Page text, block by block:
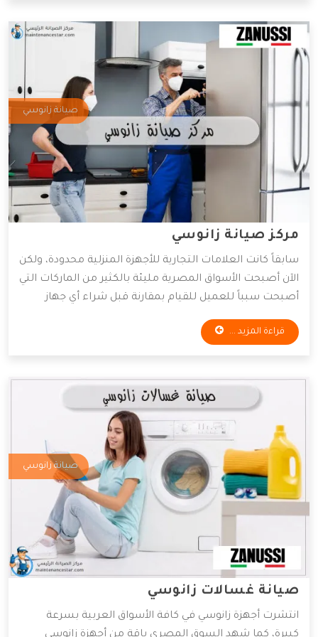
صيانة زانوسي
مركز صيانة زانوسي
سابقاً كانت العلامات التجارية للأجهزة المنزلية محدودة، ولكن
الآن أصبحت الأسواق المصرية مليئة بالكثير من الماركات التي
أصبحت سبباً للعميل للقيام بمقارنة قبل شراء أي جهاز
منزلي، لكن تظل زانوسي معروفة بروعة أجهزتها من خامات
وكفاءة أداء، لهذا فقد توسعت بشكلٍ سريع في السوق
قراءة المزيد ...
صيانة زانوسي
صيانة غسالات زانوسي
انتشرت أجهزة زانوسي في كافة الأسواق العربية بسرعة